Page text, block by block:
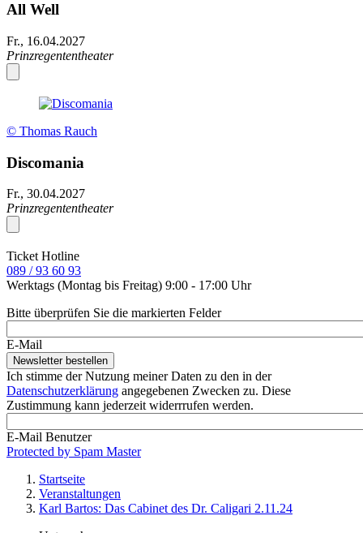
All Well
Fr., 16.04.2027
Prinzregententheater
© Thomas Rauch
Discomania
Fr., 30.04.2027
Prinzregententheater
Ticket Hotline
089 / 93 60 93
Werktags (Montag bis Freitag) 9:00 - 17:00 Uhr
Bitte überprüfen Sie die markierten Felder
E-Mail
Ich stimme der Nutzung meiner Daten zu den in der
Datenschutzerklärung angegebenen Zwecken zu. Diese
Zustimmung kann jederzeit widerrrufen werden.
E-Mail Benutzer
Protected by Spam Master
Pfadnavigation
Startseite
Veranstaltungen
Karl Bartos: Das Cabinet des Dr. Caligari 2.11.24